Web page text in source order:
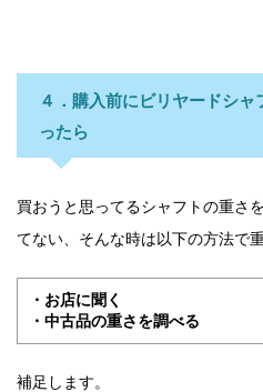
４．購入前にビリヤードシ
ったら
買おうと思ってるシャフトの重さ
てない、そんな時は以下の方法で
・お店に聞く
・中古品の重さを調べる
補足します。